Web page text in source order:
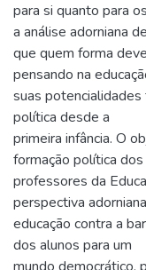
para si quanto para
a análise adorniana de
que quem forma
pensando na
suas potencialidades
política desde a
primeira infância. O
formação política dos
professores da
perspectiva
educação contra a
dos alunos para um